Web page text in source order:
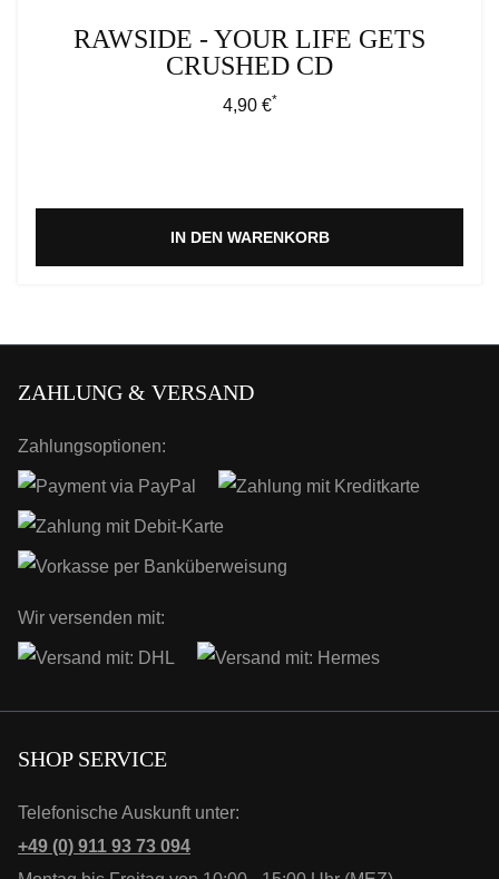
RAWSIDE - YOUR LIFE GETS
CRUSHED CD
Regulärer Preis:
4,90 €*
IN DEN WARENKORB
ZAHLUNG & VERSAND
Zahlungsoptionen:
Wir versenden mit:
SHOP SERVICE
Telefonische Auskunft unter:
+49 (0) 911 93 73 094